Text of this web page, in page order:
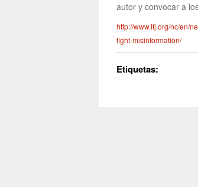
autor y convocar a
http://www.ifj.org/nc/en/
fight-misinformation/
Etiquetas: